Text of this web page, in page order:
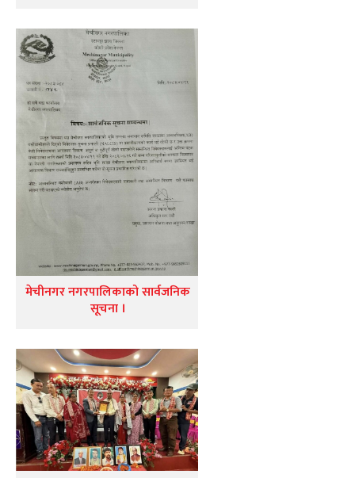
मेचीनगर नगरपालिकाको सार्वजनिक
सूचना ।